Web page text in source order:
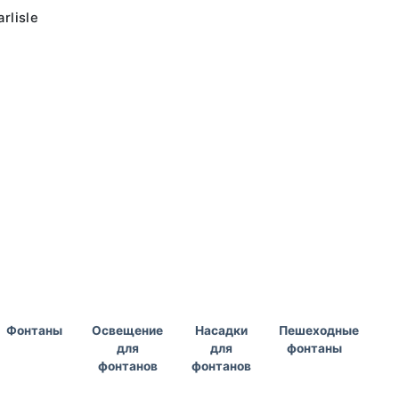
Фонтаны
Освещение
для
фонтанов
Насадки
для
фонтанов
Пешеходные
фонтаны